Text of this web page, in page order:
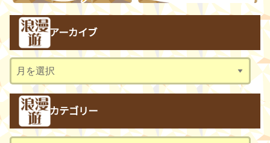
アーカイブ
ー
イ
ブ
カテゴリー